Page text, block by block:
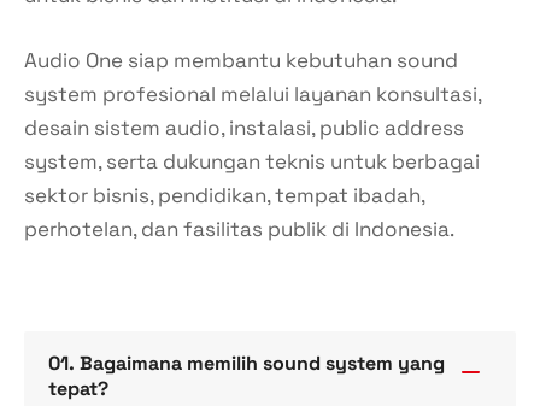
Audio One siap membantu kebutuhan sound
system profesional melalui layanan konsultasi,
desain sistem audio, instalasi, public address
system, serta dukungan teknis untuk berbagai
sektor bisnis, pendidikan, tempat ibadah,
perhotelan, dan fasilitas publik di Indonesia.
01. Bagaimana memilih sound system yang
tepat?